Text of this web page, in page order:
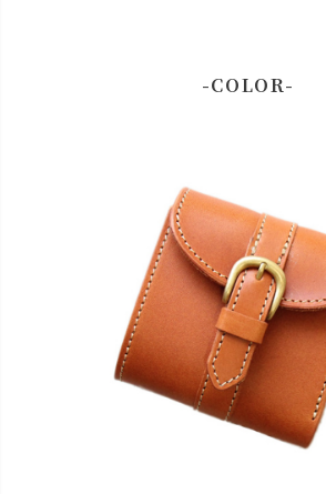
-COLOR-